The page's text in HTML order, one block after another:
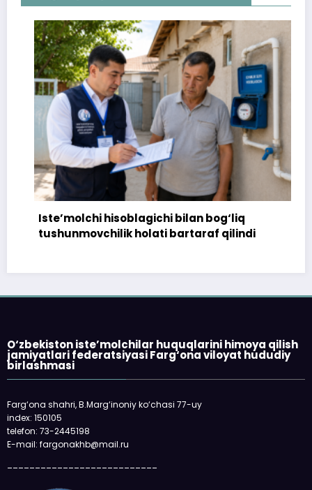
Iste’molchi hisoblagichi bilan bog‘liq
tushunmovchilik holati bartaraf qilindi
O‘zbekiston iste’molchilar huquqlarini himoya qilish
jamiyatlari federatsiyasi Farg‘ona viloyat hududiy
birlashmasi
Farg‘ona shahri, B.Marg‘inoniy ko‘chasi 77-uy
index: 150105
telefon: 73-2445198
E-mail: fargonakhb@mail.ru